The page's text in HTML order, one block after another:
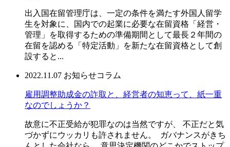
出入国在留管理庁は、一定の条件を満たす外国人留学
生を対象に、国内での起業に必要な在留資格「経営・
管理」を取得するための準備期間として最長２年間の
在留を認める「特定活動」を新たな在留資格として創
設すると...
2022.11.07 お知らせコラム
雇用調整助成金の詐取と、経営者の知恵って、紙一重
なのでしょうか？
故意に不正受給が犯罪なのは当然ですが、 不正だと気
づかずにウッカリも許されません。 ガバナンスがきち